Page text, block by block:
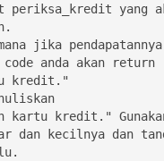
yang
jika
anda akan return
kredit."
kartu kredit."
dan kecilnya dan